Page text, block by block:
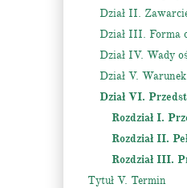
Dział II.
Dział III. Forma
Dział IV. Wady
Dział V. Warunek
Dział VI.
Rozdział I.
Rozdział II.
Rozdział III.
Tytuł V. Termin